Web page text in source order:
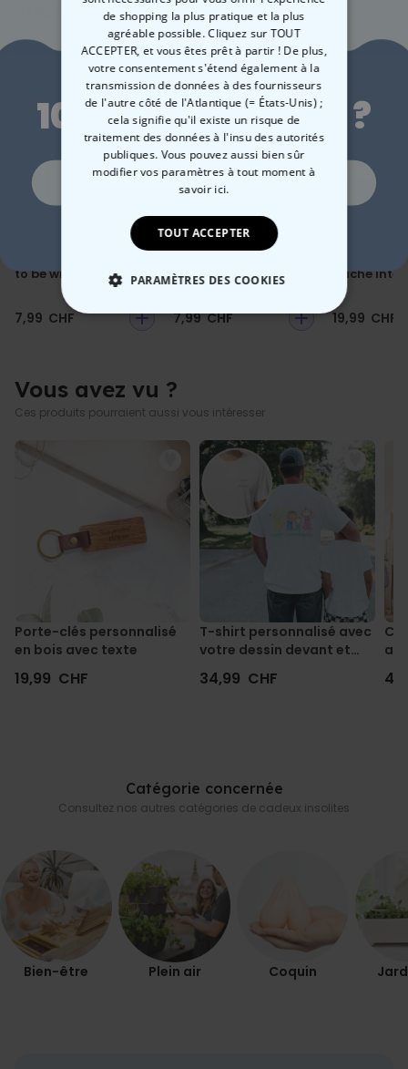
La meilleure façon de jouer : avec votre propre ballon, qui non
seulement roule, mais porte aussi votre nom ! Que ce soit pour des
séances d'entraînement, des matchs dans le parc ou comme
cadeau spontané pour les grands et les petits, ce ballon de football
personnalisable ajoutera une touche personnelle à vos matchs.
Choisissez votre texte, créez votre blason et le terrain vous
appartient.
Ballon de football personnalisé avec texte et armoiries
Le ballon est livré gonflé
Matière : plastique
Taille 5, Diamètre env. 21 cm
Ajoutez une surprise !
to be wild
7,99 CHF
Ballon XXL Trophée
7,99 CHF
Jeu de
hache
19,99 CHF
Vous avez vu ?
Ces produits pourraient aussi vous intéresser
Porte-clés personnalisé
en bois avec texte
19,99 CHF
T-shirt personnalisé avec
votre dessin devant et
derrière
34,99 CHF
Catégorie concernée
Consultez nos autres catégories de cadeux insolites
Bien-être Plein air Coquin
de shopping la plus pratique et la plus
agréable possible. Cliquez sur TOUT
ACCEPTER, et vous êtes prêt à partir ! De plus,
votre consentement s'étend également à la
transmission de données à des fournisseurs
de l'autre côté de l'Atlantique (= États-Unis) ;
cela signifie qu'il existe un risque de
traitement des données à l'insu des autorités
publiques. Vous pouvez aussi bien sûr
modifier vos paramètres à tout momentà
savoir ici.
TOUT ACCEPTER
PARAMÈTRES DES COOKIES
STRICTEMENT NÉCESSAIRE
COMMERCIALISATION
NON CLASSÉ
Envie de
10 % de réduction ?
Oui, volontiers !
Non merci, je n'aime pas les réductions